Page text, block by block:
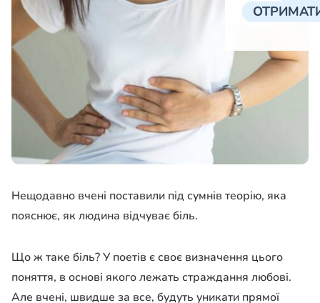
Нещодавно вчені поставили під сумнів теорію, яка
пояснює, як людина відчуває біль.
Що ж таке біль? У поетів є своє визначення цього
поняття, в основі якого лежать страждання любові.
Але вчені, швидше за все, будуть уникати прямої